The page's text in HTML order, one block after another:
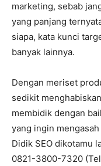
marketing, sebab
yang panjang
siapa, kata kunci
banyak lainnya.
Dengan meriset
sedikit
membidik dengan
yang ingin
Didik SEO dikotamu
0821-3800-7320